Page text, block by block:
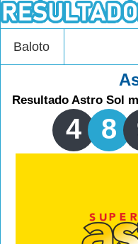
Baloto
Resultado Astro Sol
4 8